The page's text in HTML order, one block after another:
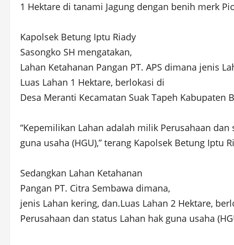
1 Hektare di tanami Jagung dengan benih merk
Kapolsek Betung Iptu Riady
Sasongko SH mengatakan,
Lahan Ketahanan Pangan PT. APS dimana jenis
Luas Lahan 1 Hektare, berlokasi di
Desa Meranti Kecamatan Suak Tapeh Kabupaten
“Kepemilikan Lahan adalah milik Perusahaan dan
guna usaha (HGU),” terang Kapolsek Betung Iptu
Sedangkan Lahan Ketahanan
Pangan PT. Citra Sembawa dimana,
jenis Lahan kering, dan.Luas Lahan 2 Hektare,
Perusahaan dan status Lahan hak guna usaha